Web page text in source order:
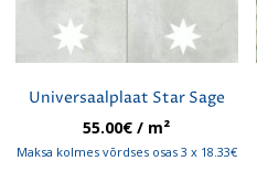
Universaalplaat Star Sage
55.00€ / m²
Maksa kolmes võrdses osas 3 x 18.33€